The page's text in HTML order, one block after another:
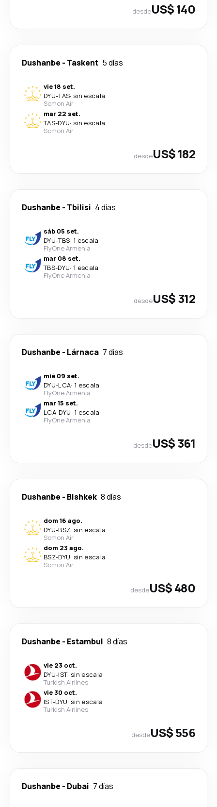
desdeUS$ 140
Dushanbe - Taskent 5 días
vie 18 set.
DYU-TAS· sin escala
Somon Air
mar 22 set.
TAS-DYU· sin escala
Somon Air
desdeUS$ 182
Dushanbe - Tbilisi 4 días
sáb 05 set.
DYU-TBS· 1 escala
FlyOne Armenia
mar 08 set.
TBS-DYU· 1 escala
FlyOne Armenia
desdeUS$ 312
Dushanbe - Lárnaca 7 días
mié 09 set.
DYU-LCA· 1 escala
FlyOne Armenia
mar 15 set.
LCA-DYU· 1 escala
FlyOne Armenia
desdeUS$ 361
Dushanbe - Bishkek 8 días
dom 16 ago.
DYU-BSZ· sin escala
Somon Air
dom 23 ago.
BSZ-DYU· sin escala
Somon Air
desdeUS$ 480
Dushanbe - Estambul 8 días
vie 23 oct.
DYU-IST· sin escala
Turkish Airlines
vie 30 oct.
IST-DYU· sin escala
Turkish Airlines
desdeUS$ 556
Dushanbe - Dubai 7 días